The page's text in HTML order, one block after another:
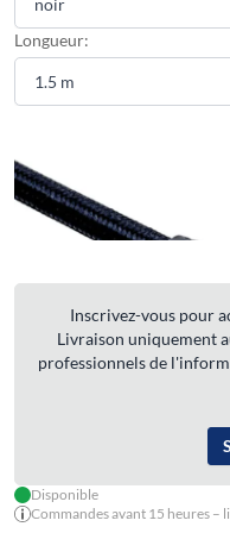
Longueur:
Inscrivez-vous pour
Livraison uniquement
professionnels de
Disponible
Commandes avant 15 heures –